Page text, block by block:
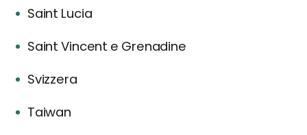
Saint Lucia
Saint Vincent e Grenadine
Svizzera
Taiwan